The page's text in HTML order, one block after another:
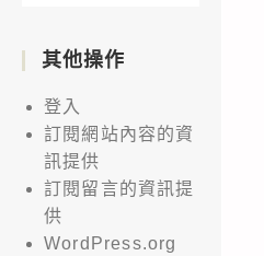
其他操作
登入
訂閱網站內容的資
訊提供
訂閱留言的資訊提
供
WordPress.org